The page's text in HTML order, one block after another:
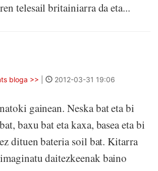
telesail britainiarra da eta...
bloga >> 2012-03-31 19:06
gainean. Neska bat eta bi
baxu bat eta kaxa, basea eta bi
dituen bateria soil bat. Kitarra
daitezkeenak baino